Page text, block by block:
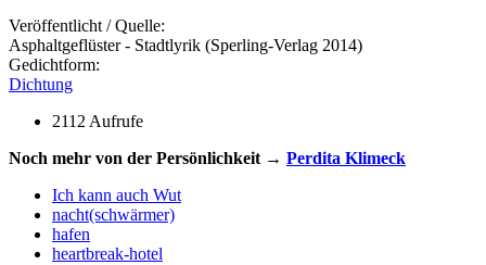
Veröffentlicht / Quelle:
Asphaltgeflüster - Stadtlyrik (Sperling-Verlag 2014)
Gedichtform:
Dichtung
2112 Aufrufe
Noch mehr von der Persönlichkeit → Perdita Klimeck
Ich kann auch Wut
nacht(schwärmer)
hafen
heartbreak-hotel